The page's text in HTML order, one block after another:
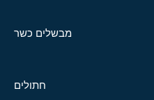
מבשלים כשר
חתולים